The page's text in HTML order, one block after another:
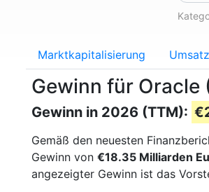
Marktkapitalisierung Umsatz
Gewinn für Oracle
Gewinn in 2026 (TTM):
Gemäß den neuesten
Gewinn von €18.35 Milliarden
angezeigter Gewinn ist das